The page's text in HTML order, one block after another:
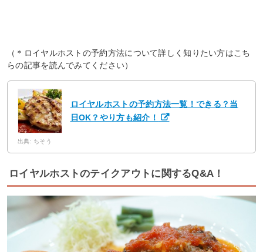
（＊ロイヤルホストの予約方法について詳しく知りたい方はこち
らの記事を読んでみてください）
ロイヤルホストの予約方法一覧！できる？当
日OK？やり方も紹介！
出典: ちそう
ロイヤルホストのテイクアウトに関するQ&A！